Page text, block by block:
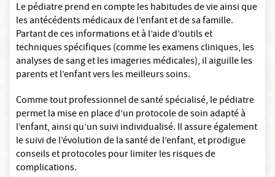
Le pédiatre prend en compte les habitudes de vie ainsi que
les antécédents médicaux de l’enfant et de sa famille.
Partant de ces informations et à l’aide d’outils et
techniques spécifiques (comme les examens cliniques, les
analyses de sang et les imageries médicales), il aiguille les
parents et l’enfant vers les meilleurs soins.
Comme tout professionnel de santé spécialisé, le pédiatre
permet la mise en place d’un protocole de soin adapté à
l’enfant, ainsi qu’un suivi individualisé. Il assure également
le suivi de l’évolution de la santé de l’enfant, et prodigue
conseils et protocoles pour limiter les risques de
complications.